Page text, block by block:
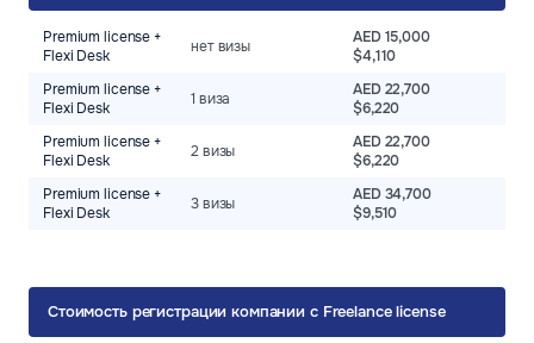
Premium license +
Flexi Desk
нет визы
AED 15,000
$4,110
Premium license +
Flexi Desk
1 виза
AED 22,700
$6,220
Premium license +
Flexi Desk
2 визы
AED 22,700
$6,220
Premium license +
Flexi Desk
3 визы
AED 34,700
$9,510
Стоимость регистрации компании c Freelance license